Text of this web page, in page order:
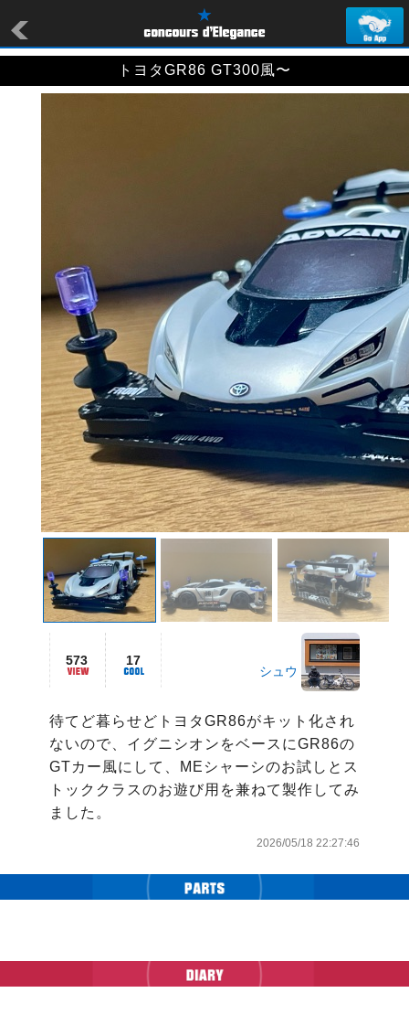
トヨタGR86 GT300風〜
573 17
シュウ
待てど暮らせどトヨタGR86がキット化され
ないので、イグニシオンをベースにGR86の
GTカー風にして、MEシャーシのお試しとス
トッククラスのお遊び用を兼ねて製作してみ
2026/05/18 22:27:46